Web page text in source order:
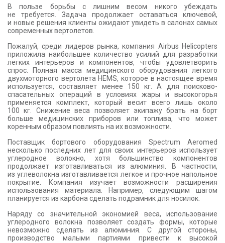
В пользе борьбы с лишним весом никого убеждать
не требуется. Задача продолжает оставаться ключевой,
и новые решения клиенты ожидают увидеть в салонах самых
современных вертолетов.
Пожалуй, среди лидеров рынка, компания Airbus Helicopters
приложила наибольшее количество усилий для разработки
легких интерьеров и компонентов, чтобы удовлетворить
спрос. Полная масса медицинского оборудования легкого
двухмоторного вертолета HEMS, которое в настоящее время
используется, составляет менее 150 кг. А для поисково-
спасательных операций в условиях жары и высокогорья
применяется комплект, который весит всего лишь около
100 кг. Снижение веса позволяет экипажу брать на борт
больше медицинских приборов или топлива, что может
коренным образом повлиять на их возможности.
Поставщик бортового оборудования Spectrum Aeromed
несколько последних лет для своих интерьеров использует
углеродное волокно, хотя большинство компонентов
продолжает изготавливаться из алюминия. В частности,
из углеволокна изготавливается легкое и прочное напольное
покрытие. Компания изучает возможности расширения
использования материала. Например, следующим шагом
планируется из карбона сделать подрамник для носилок.
Наряду со значительной экономией веса, использование
углеродного волокна позволяет создать формы, которые
невозможно сделать из алюминия. С другой стороны,
производство малыми партиями привести к высокой